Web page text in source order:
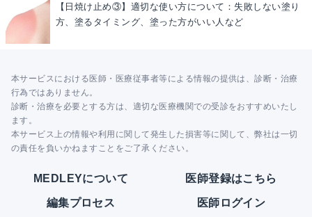
【日焼け止め③】適切な使い方について：失敗しない塗り
方、塗るタイミング、塗った方がいい人など
本サービスにおける医師・医療従事者等による情報の提供は、診断・治療
行為ではありません。
診断・治療を必要とする方は、適切な医療機関での受診をおすすめいたし
ます。
本サービス上の情報や利用に関して発生した損害等に関して、弊社は一切
の責任を負いかねますことをご了承ください。
MEDLEYについて 医師登録はこちら
編集プロセス 医師ログイン